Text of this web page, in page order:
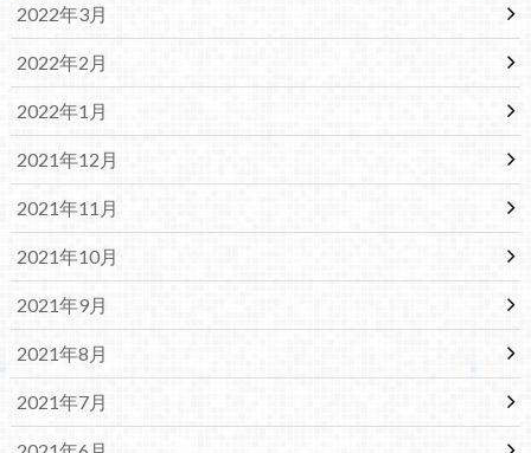
2022年3月
2022年2月
2022年1月
2021年12月
2021年11月
2021年10月
2021年9月
2021年8月
2021年7月